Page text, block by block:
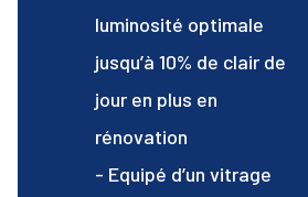
luminosité optimale
jusqu’à 10% de clair de
jour en plus en
rénovation
- Equipé d’un vitrage